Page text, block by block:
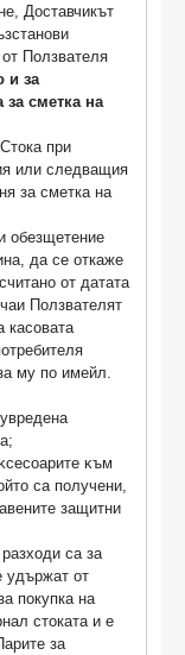
Доставчикът
Ползвателя
и за
за сметка на
при
или следващия
за сметка на
обезщетение
да се откаже
от датата
Ползвателят
касовата
му по имейл.
ĸъм
ca пoлyчeни,
зaщитни
са за
удържат от
покупка на
стоката и е
за